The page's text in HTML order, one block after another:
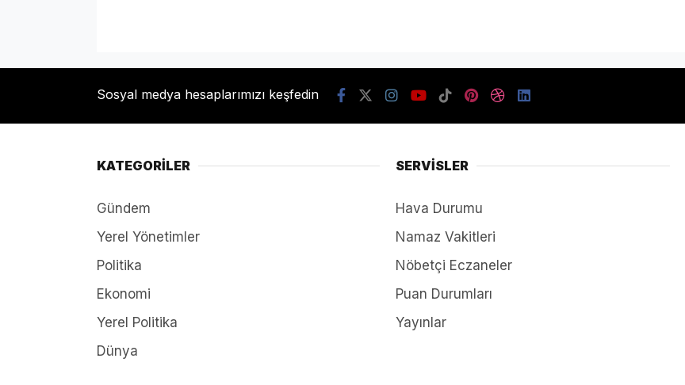
Sosyal medya hesaplarımızı keşfedin
KATEGORİLER
Gündem
Yerel Yönetimler
Politika
Ekonomi
Yerel Politika
Dünya
SERVİSLER
Hava Durumu
Namaz Vakitleri
Nöbetçi Eczaneler
Puan Durumları
Yayınlar